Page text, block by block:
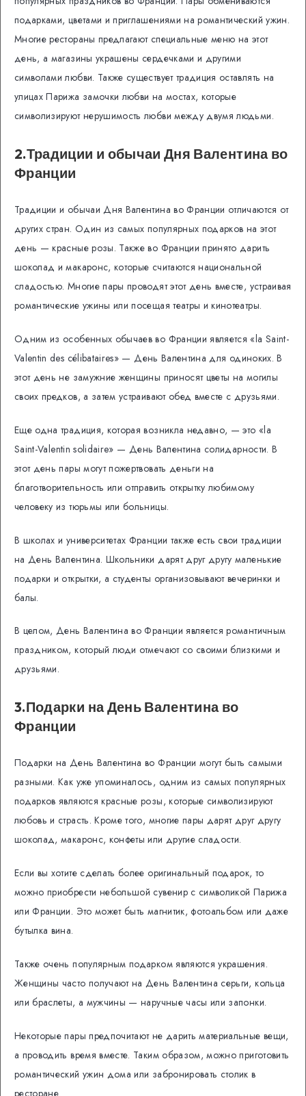
подарками, цветами и приглашениями на романтический ужин.
Многие рестораны предлагают специальные меню на этот
день, а магазины украшены сердечками и другими
символами любви. Также существует традиция оставлять на
улицах Парижа замочки любви на мостах, которые
символизируют нерушимость любви между двумя людьми.
2.Традиции и обычаи Дня Валентина во
Франции
Традиции и обычаи Дня Валентина во Франции отличаются от
других стран. Один из самых популярных подарков на этот
день — красные розы. Также во Франции принято дарить
шоколад и макаронс, которые считаются национальной
сладостью. Многие пары проводят этот день вместе, устраивая
романтические ужины или посещая театры и кинотеатры.
Одним из особенных обычаев во Франции является «la Saint-
Valentin des célibataires» — День Валентина для одиноких. В
этот день не замужние женщины приносят цветы на могилы
своих предков, а затем устраивают обед вместе с друзьями.
Еще одна традиция, которая возникла недавно, — это «la
Saint-Valentin solidaire» — День Валентина солидарности. В
этот день пары могут пожертвовать деньги на
благотворительность или отправить открытку любимому
человеку из тюрьмы или больницы.
В школах и университетах Франции также есть свои традиции
на День Валентина. Школьники дарят друг другу маленькие
подарки и открытки, а студенты организовывают вечеринки и
балы.
В целом, День Валентина во Франции является романтичным
праздником, который люди отмечают со своими близкими и
друзьями.
3.Подарки на День Валентина во
Франции
Подарки на День Валентина во Франции могут быть самыми
разными. Как уже упоминалось, одним из самых популярных
подарков являются красные розы, которые символизируют
любовь и страсть. Кроме того, многие пары дарят друг другу
шоколад, макаронс, конфеты или другие сладости.
Если вы хотите сделать более оригинальный подарок, то
можно приобрести небольшой сувенир с символикой Парижа
или Франции. Это может быть магнитик, фотоальбом или даже
бутылка вина.
Также очень популярным подарком являются украшения.
Женщины часто получают на День Валентина серьги, кольца
или браслеты, а мужчины — наручные часы или запонки.
Некоторые пары предпочитают не дарить материальные вещи,
а проводить время вместе. Таким образом, можно приготовить
романтический ужин дома или забронировать столик в
ресторане.